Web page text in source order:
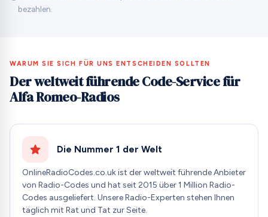
bezahlen.
WARUM SIE SICH FÜR UNS ENTSCHEIDEN SOLLTEN
Der weltweit führende Code-Service für
Alfa Romeo-Radios
Die Nummer 1 der Welt
OnlineRadioCodes.co.uk ist der weltweit führende Anbieter
von Radio-Codes und hat seit 2015 über 1 Million Radio-
Codes ausgeliefert. Unsere Radio-Experten stehen Ihnen
täglich mit Rat und Tat zur Seite.